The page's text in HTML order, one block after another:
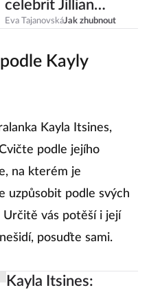
celebrit Jillian
Michaels
Eva TajanovskáJak zhubnout
Kayly
Kayla Itsines,
podle jejího
na kterém je
uzpůsobit podle svých
Určitě vás potěší i její
posuďte sami.
Kayla Itsines: